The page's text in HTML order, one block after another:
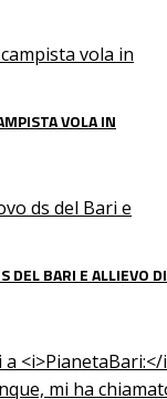
VOLA IN
DEL BARI E ALLIEVO DI